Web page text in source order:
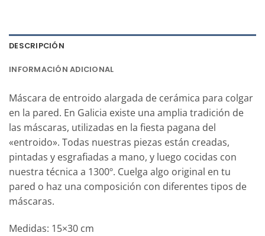
DESCRIPCIÓN
INFORMACIÓN ADICIONAL
Máscara de entroido alargada de cerámica para colgar
en la pared. En Galicia existe una amplia tradición de
las máscaras, utilizadas en la fiesta pagana del
«entroido». Todas nuestras piezas están creadas,
pintadas y esgrafiadas a mano, y luego cocidas con
nuestra técnica a 1300º. Cuelga algo original en tu
pared o haz una composición con diferentes tipos de
máscaras.
Medidas: 15×30 cm